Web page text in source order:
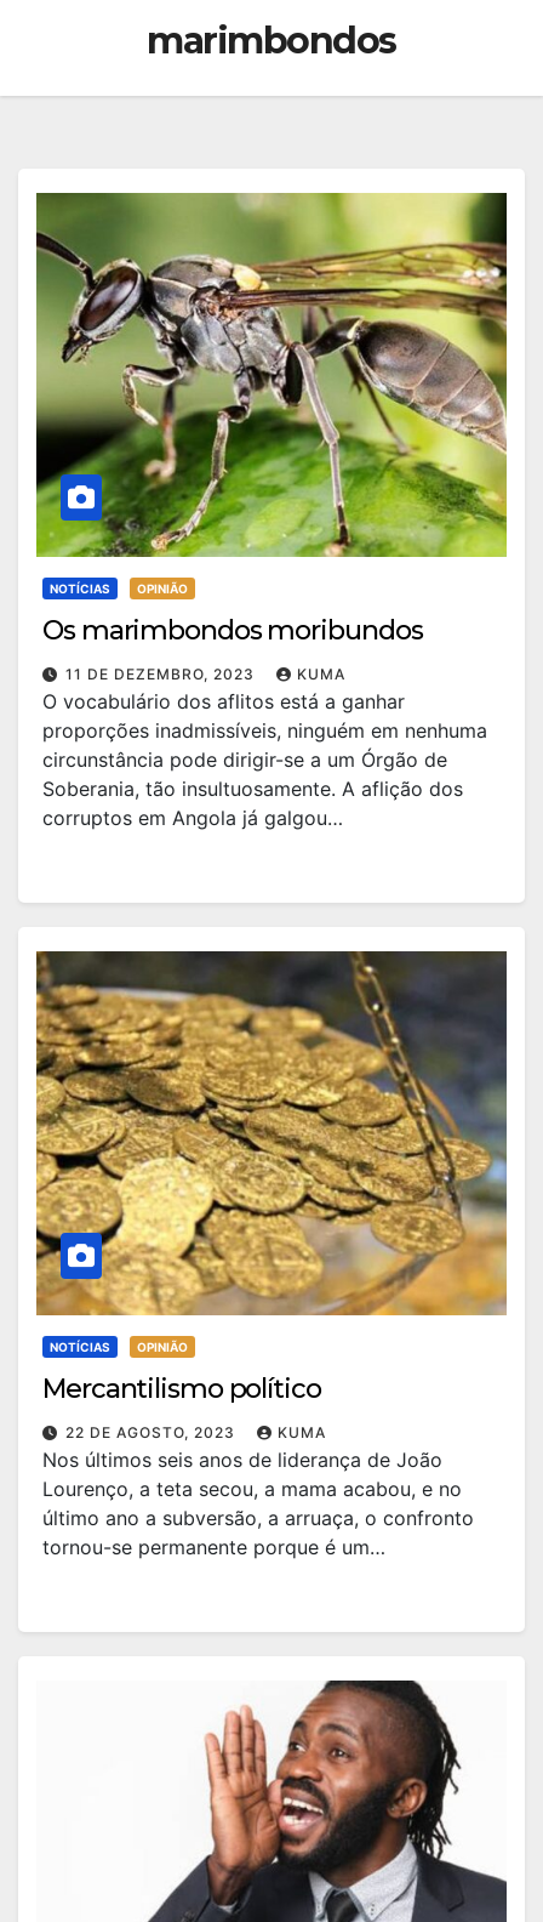
marimbondos
NOTÍCIAS OPINIÃO
Os marimbondos moribundos
11 DE DEZEMBRO, 2023 KUMA
O vocabulário dos aflitos está a ganhar
proporções inadmissíveis, ninguém em nenhuma
circunstância pode dirigir-se a um Órgão de
Soberania, tão insultuosamente. A aflição dos
corruptos em Angola já galgou…
NOTÍCIAS OPINIÃO
Mercantilismo político
22 DE AGOSTO, 2023 KUMA
Nos últimos seis anos de liderança de João
Lourenço, a teta secou, a mama acabou, e no
último ano a subversão, a arruaça, o confronto
tornou-se permanente porque é um…